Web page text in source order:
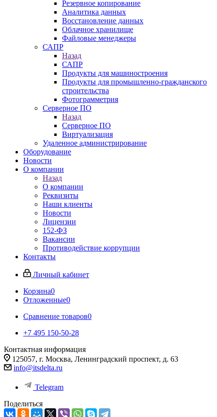
Резервное копирование
Аналитика данных
Восстановление данных
Облачное хранилище
Файловые менеджеры
САПР
Назад
САПР
Продукты для машиностроения
Продукты для промышленно-гражданского
строительства
Фотограмметрия
Серверное ПО
Назад
Серверное ПО
Виртуализация
Удаленное администрирование
Оборудование
Новости
О компании
Назад
О компании
Реквизиты
Наши клиенты
Новости
Лицензии
152-ФЗ
Вакансии
Противодействие коррупции
Контакты
Личный кабинет
Корзина0
Отложенные0
Сравнение товаров0
+7 495 150-50-28
Контактная информация
125057, г. Москва, Ленинградский проспект, д. 63
info@itsdelta.ru
Telegram
Поделиться